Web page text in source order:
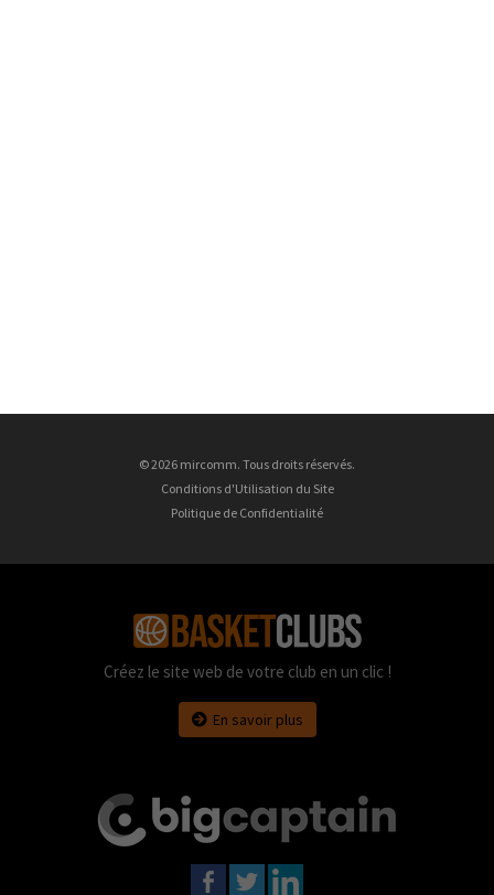
© 2026 mircomm. Tous droits réservés.
Conditions d'Utilisation du Site
Politique de Confidentialité
Créez le site web de votre club en un clic !
En savoir plus